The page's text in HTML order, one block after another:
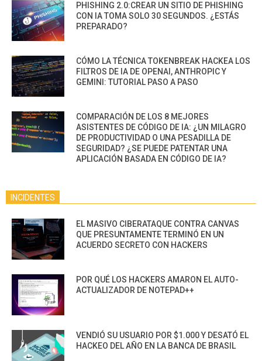
PHISHING 2.0:CREAR UN SITIO DE PHISHING
CON IA TOMA SOLO 30 SEGUNDOS. ¿ESTÁS
PREPARADO?
CÓMO LA TÉCNICA TOKENBREAK HACKEA LOS
FILTROS DE IA DE OPENAI, ANTHROPIC Y
GEMINI: TUTORIAL PASO A PASO
COMPARACIÓN DE LOS 8 MEJORES
ASISTENTES DE CÓDIGO DE IA: ¿UN MILAGRO
DE PRODUCTIVIDAD O UNA PESADILLA DE
SEGURIDAD? ¿SE PUEDE PATENTAR UNA
APLICACIÓN BASADA EN CÓDIGO DE IA?
INCIDENTES
EL MASIVO CIBERATAQUE CONTRA CANVAS
QUE PRESUNTAMENTE TERMINÓ EN UN
ACUERDO SECRETO CON HACKERS
POR QUÉ LOS HACKERS AMARON EL AUTO-
ACTUALIZADOR DE NOTEPAD++
VENDIÓ SU USUARIO POR $1.000 Y DESATÓ EL
HACKEO DEL AÑO EN LA BANCA DE BRASIL